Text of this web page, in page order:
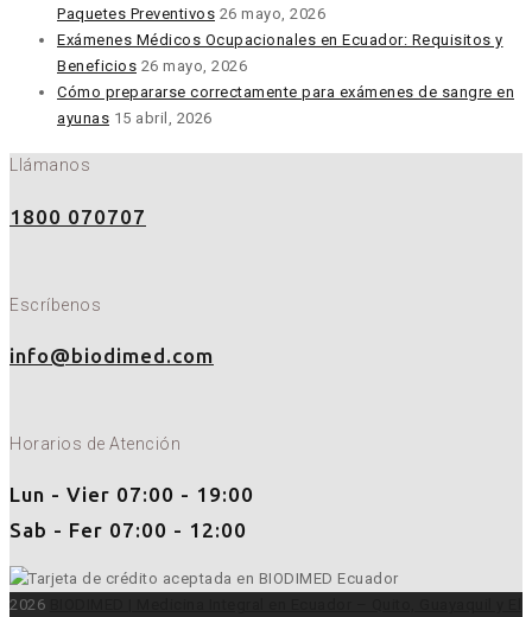
Paquetes Preventivos 26 mayo, 2026
Exámenes Médicos Ocupacionales en Ecuador: Requisitos y
Beneficios 26 mayo, 2026
Cómo prepararse correctamente para exámenes de sangre en
ayunas 15 abril, 2026
Llámanos
1800 070707
Escríbenos
info@biodimed.com
Horarios de Atención
Lun - Vier 07:00 - 19:00
Sab - Fer 07:00 - 12:00
2026